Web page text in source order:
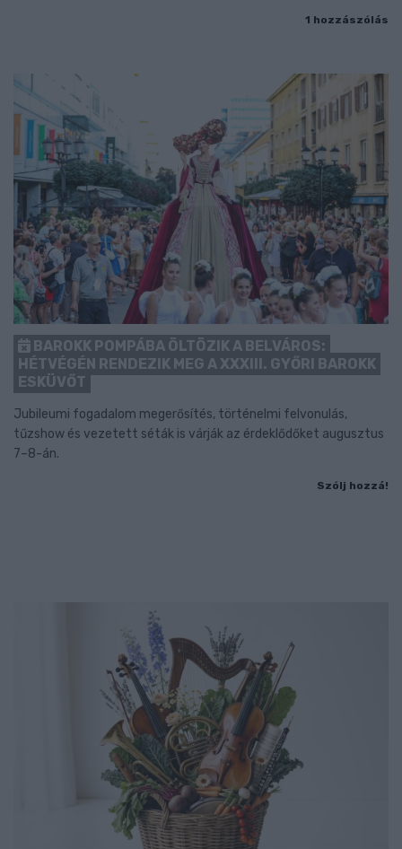
1 hozzászólás
BAROKK POMPÁBA ÖLTÖZIK A BELVÁROS:
HÉTVÉGÉN RENDEZIK MEG A XXXIII. GYŐRI BAROKK
ESKÜVŐT
Jubileumi fogadalom megerősítés, történelmi felvonulás,
tűzshow és vezetett séták is várják az érdeklődőket augusztus
7–8-án.
Szólj hozzá!